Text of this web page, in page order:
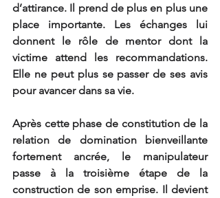
d’attirance. Il prend de plus en plus une
place importante. Les échanges lui
donnent le rôle de mentor dont la
victime attend les recommandations.
Elle ne peut plus se passer de ses avis
pour avancer dans sa vie.
Après cette phase de constitution de la
relation de domination bienveillante
fortement ancrée, le manipulateur
passe à la troisième étape de la
construction de son emprise. Il devient